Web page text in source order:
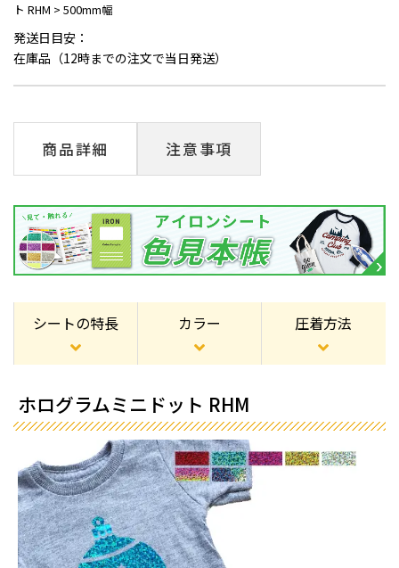
ト RHM > 500mm幅
発送日目安：
在庫品（12時までの注文で当日発送）
商品詳細 注意事項
シートの特長 カラー 圧着方法
ホログラムミニドット RHM